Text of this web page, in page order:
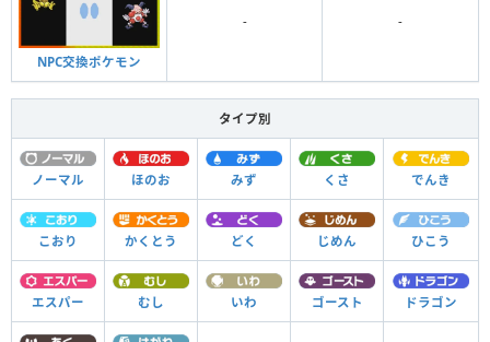
NPC交換ポケモン
- -
タイプ別
ノーマル ほのお みず くさ でんき
こおり かくとう どく じめん ひこう
エスパー むし いわ ゴースト ドラゴン